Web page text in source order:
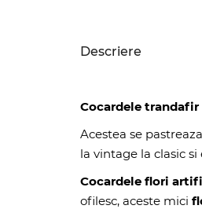
Descriere
Cocardele
Acestea se
la vintage la clasic si
Cocardele flori
ofilesc, aceste mici